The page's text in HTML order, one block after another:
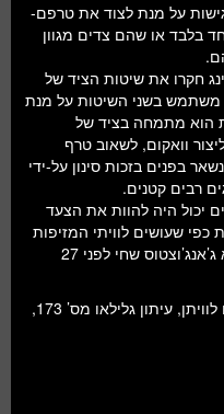
על מנת לצוד את טרפם-
בלבד או שהם צדים מגוון
חקרו את שיטות הציד של
משתמש בשני השיטות על מנת
הוא מתמחה בציד של
ליצור וואקום, לשאוב טרף
בפנים בזכות סינון על-ידי
רבים קטנים.
יכול היה להוות את הצעד
כפי שעושים לוויתי המזיפות
וחקר מאובן של לוויתן קדמון אשר נקרא ג’אנג’וצטוס שחי לפני 27
מבוסס על ידיעתם של יונת אשחר ונעם לוויתן, עיתון גלילאו מס’ 173,